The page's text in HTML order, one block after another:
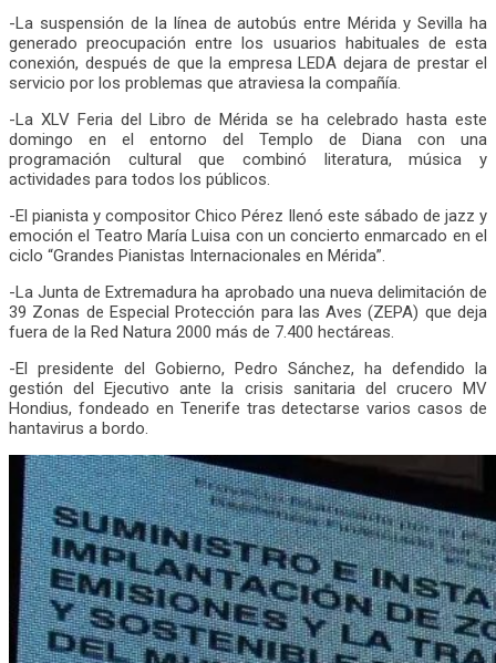
-La suspensión de la línea de autobús entre Mérida y Sevilla ha
generado preocupación entre los usuarios habituales de esta
conexión, después de que la empresa LEDA dejara de prestar el
servicio por los problemas que atraviesa la compañía.
-La XLV Feria del Libro de Mérida se ha celebrado hasta este
domingo en el entorno del Templo de Diana con una
programación cultural que combinó literatura, música y
actividades para todos los públicos.
-El pianista y compositor Chico Pérez llenó este sábado de jazz y
emoción el Teatro María Luisa con un concierto enmarcado en el
ciclo “Grandes Pianistas Internacionales en Mérida”.
-La Junta de Extremadura ha aprobado una nueva delimitación de
39 Zonas de Especial Protección para las Aves (ZEPA) que deja
fuera de la Red Natura 2000 más de 7.400 hectáreas.
-El presidente del Gobierno, Pedro Sánchez, ha defendido la
gestión del Ejecutivo ante la crisis sanitaria del crucero MV
Hondius, fondeado en Tenerife tras detectarse varios casos de
hantavirus a bordo.